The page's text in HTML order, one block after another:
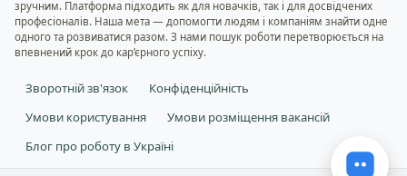
зручним. Платформа підходить як для новачків, так і для досвідчених
професіоналів. Наша мета — допомогти людям і компаніям знайти одне
одного та розвиватися разом. З нами пошук роботи перетворюється на
впевнений крок до кар’єрного успіху.
Зворотній зв'язок
Конфіденційність
Умови користування
Умови розміщення вакансій
Блог про роботу в Україні